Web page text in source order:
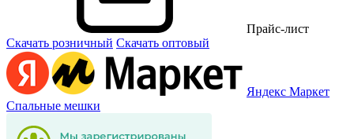
Прайс-лист
Скачать розничный Скачать оптовый
Яндекс Маркет
Спальные мешки